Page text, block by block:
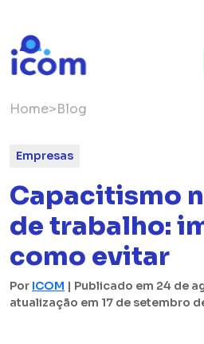
Home>Blog
Empresas
Capacitismo
de trabalho:
como evitar
Por ICOM | Publicado em 24 de
atualização em 17 de setembro